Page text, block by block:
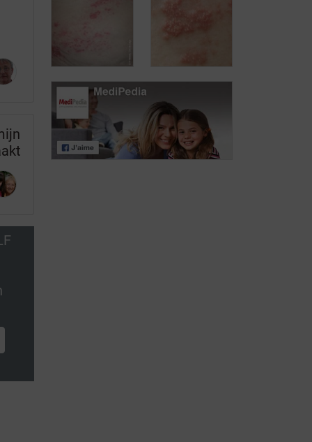
Varicella
pijnlijke ziekte
Zona beperkt
tot één
huidgebied
De typische
huidletsels van
een zona